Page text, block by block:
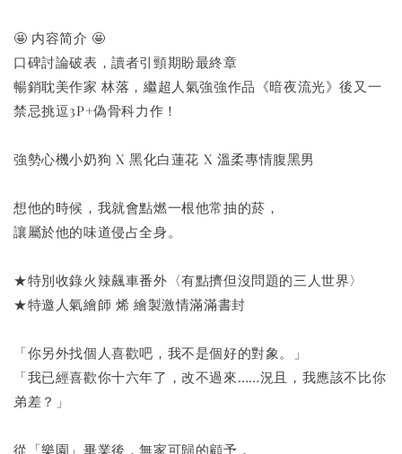
🤩 内容简介 🤩
口碑討論破表，讀者引頸期盼最終章
暢銷耽美作家 林落，繼超人氣強強作品《暗夜流光》後又一
禁忌挑逗3P+偽骨科力作！
強勢心機小奶狗 X 黑化白蓮花 X 溫柔專情腹黑男
想他的時候，我就會點燃一根他常抽的菸，
讓屬於他的味道侵占全身。
★特別收錄火辣飆車番外〈有點擠但沒問題的三人世界〉
★特邀人氣繪師 烯 繪製激情滿滿書封
「你另外找個人喜歡吧，我不是個好的對象。」
「我已經喜歡你十六年了，改不過來……況且，我應該不比你
弟差？」
從「樂園」畢業後，無家可歸的顧予，